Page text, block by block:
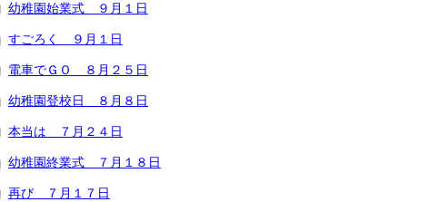
幼稚園始業式 ９月１日
すごろく ９月１日
電車でＧＯ ８月２５日
幼稚園登校日 ８月８日
本当は ７月２４日
幼稚園終業式 ７月１８日
再び ７月１７日